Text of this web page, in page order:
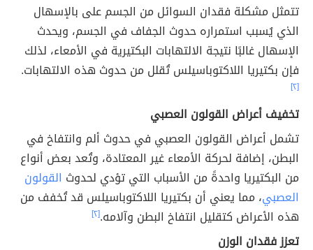
تتمثل مشكلة فقدان السوائل من الجسم على بالإسهال
الذي يُسبب استمراره حدوث الجفاف في الجسم، ويحدث
الإسهال غالبًا نتيجة الالتهابات البكتيرية في الأمعاء، لذلك
فإن بكتيريا اللاكتوباسيلس تُقلل من حدوث هذه الالتهابات.
[٢]
تخفيف أعراض القولون العصبي
تشمل أعراض القولون العصبي في حدوث ألم وانتفاخ في
البطن، إضافة لحركة الأمعاء غير المعتادة، وتُعد بعض أنواع
من البكتيريا واحدةً من الأسباب التي تؤدي لحدوث القولون
العصبي، مما يعني أن بكتيريا اللاكتوباسيلس قد تُخفف من
هذه الأعراض كتقليل انتفاخ البطن وآلامه.[٢]
تعزز فقدان الوزن